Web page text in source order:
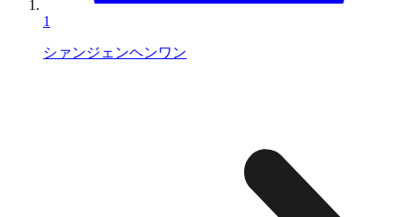
1
シァンジェンヘンワン